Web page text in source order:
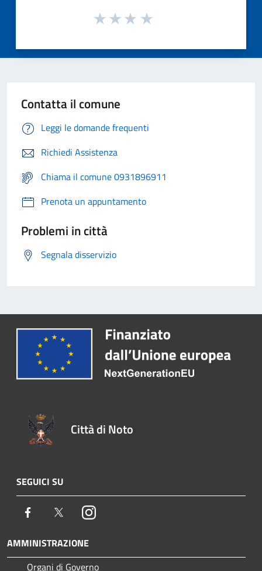
Contatta il comune
Leggi le domande frequenti
Richiedi Assistenza
Chiama il comune 0931896911
Prenota un appuntamento
Problemi in città
Segnala disservizio
Città di Noto
SEGUICI SU
Facebook TwitterInstagram
AMMINISTRAZIONE
Organi di Governo